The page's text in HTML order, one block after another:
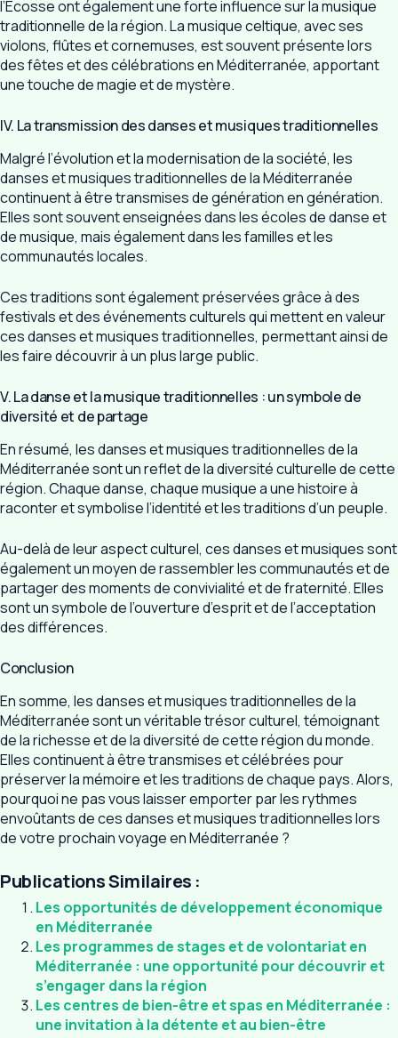
l’Écosse ont également une forte influence sur la musique
traditionnelle de la région. La musique celtique, avec ses
violons, flûtes et cornemuses, est souvent présente lors
des fêtes et des célébrations en Méditerranée, apportant
une touche de magie et de mystère.
IV. La transmission des danses et musiques traditionnelles
Malgré l’évolution et la modernisation de la société, les
danses et musiques traditionnelles de la Méditerranée
continuent à être transmises de génération en génération.
Elles sont souvent enseignées dans les écoles de danse et
de musique, mais également dans les familles et les
communautés locales.
Ces traditions sont également préservées grâce à des
festivals et des événements culturels qui mettent en valeur
ces danses et musiques traditionnelles, permettant ainsi de
les faire découvrir à un plus large public.
V. La danse et la musique traditionnelles : un symbole de
diversité et de partage
En résumé, les danses et musiques traditionnelles de la
Méditerranée sont un reflet de la diversité culturelle de cette
région. Chaque danse, chaque musique a une histoire à
raconter et symbolise l’identité et les traditions d’un peuple.
Au-delà de leur aspect culturel, ces danses et musiques sont
également un moyen de rassembler les communautés et de
partager des moments de convivialité et de fraternité. Elles
sont un symbole de l’ouverture d’esprit et de l’acceptation
des différences.
Conclusion
En somme, les danses et musiques traditionnelles de la
Méditerranée sont un véritable trésor culturel, témoignant
de la richesse et de la diversité de cette région du monde.
Elles continuent à être transmises et célébrées pour
préserver la mémoire et les traditions de chaque pays. Alors,
pourquoi ne pas vous laisser emporter par les rythmes
envoûtants de ces danses et musiques traditionnelles lors
de votre prochain voyage en Méditerranée ?
Publications Similaires :
Les opportunités de développement économique
en Méditerranée
Les programmes de stages et de volontariat en
Méditerranée : une opportunité pour découvrir et
s’engager dans la région
Les centres de bien-être et spas en Méditerranée :
une invitation à la détente et au bien-être